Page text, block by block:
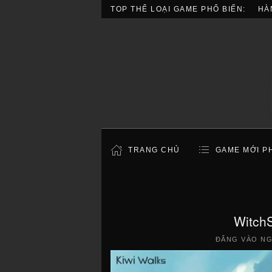
TOP THỂ LOẠI GAME PHỔ BIẾN:
TRANG CHỦ GAME MỚI
ĐĂNG VÀO